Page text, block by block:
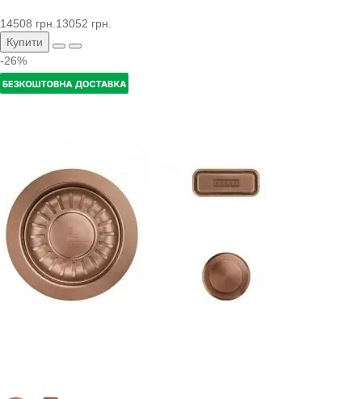
14508 грн. 13052 грн.
Купити
-26%